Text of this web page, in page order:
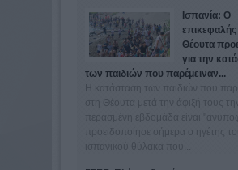
Ισπανία: Ο
επικεφαλής
Θέουτα
για την
των παιδιών που παρέμειναν...
Η κατάσταση των παιδιών που
στη Θέουτα μετά την άφιξή τους την
περασμένη εβδομάδα είναι
προειδοποίησε σήμερα ο ηγέτης του
ισπανικού θύλακα που...